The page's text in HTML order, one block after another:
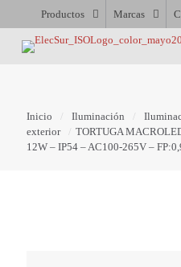
Productos Marcas
Inicio Iluminación
exterior
TORTUGA
12W – IP54 – AC100-265V –